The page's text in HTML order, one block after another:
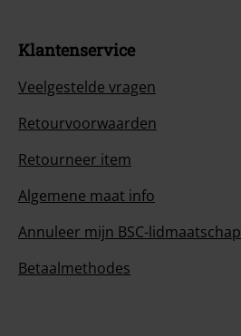
Klantenservice
Veelgestelde vragen
Retourvoorwaarden
Retourneer item
Algemene maat info
Annuleer mijn BSC-lidmaatschap
Betaalmethodes